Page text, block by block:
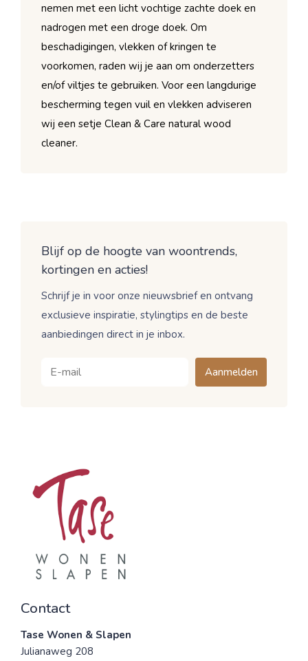
nemen met een licht vochtige zachte doek en
nadrogen met een droge doek. Om
beschadigingen, vlekken of kringen te
voorkomen, raden wij je aan om onderzetters
en/of viltjes te gebruiken. Voor een langdurige
bescherming tegen vuil en vlekken adviseren
wij een setje Clean & Care natural wood
cleaner.
Blijf op de hoogte van woontrends,
kortingen en acties!
Schrijf je in voor onze nieuwsbrief en ontvang
exclusieve inspiratie, stylingtips en de beste
aanbiedingen direct in je inbox.
Aanmelden
Contact
Tase Wonen & Slapen
Julianaweg 208